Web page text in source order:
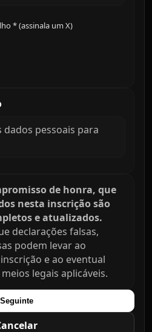
* (assinala um X)
dados pessoais para
de honra, que
nesta inscrição são
e atualizados.
declarações falsas,
podem levar ao
e ao eventual
legais aplicáveis.
Seguinte